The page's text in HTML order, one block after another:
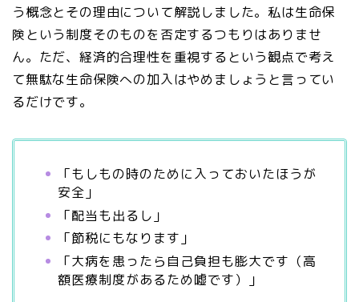
う概念とその理由について解説しました。私は生命保
険という制度そのものを否定するつもりはありませ
ん。ただ、経済的合理性を重視するという観点で考え
て無駄な生命保険への加入はやめましょうと言ってい
るだけです。
「もしもの時のために入っておいたほうが
安全」
「配当も出るし」
「節税にもなります」
「大病を患ったら自己負担も膨大です（高
額医療制度があるため嘘です）」